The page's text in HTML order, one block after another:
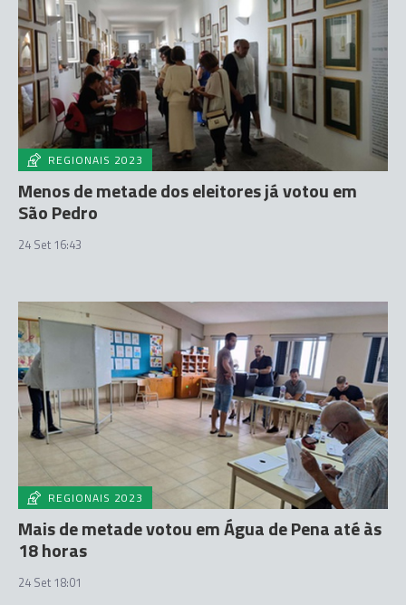
REGIONAIS 2023
Menos de metade dos eleitores já votou em
São Pedro
24 Set 16:43
REGIONAIS 2023
Mais de metade votou em Água de Pena até às
18 horas
24 Set 18:01